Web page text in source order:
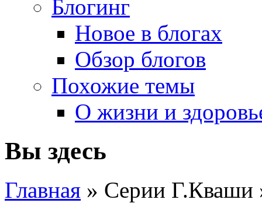
Блогинг
Новое в блогах
Обзор блогов
Похожие темы
О жизни и
Вы здесь
Главная » Серии